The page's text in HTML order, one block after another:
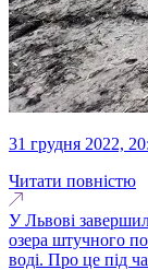
31 грудня 2022,
Читати повністю
У Львові
озера штучного
воді. Про це під